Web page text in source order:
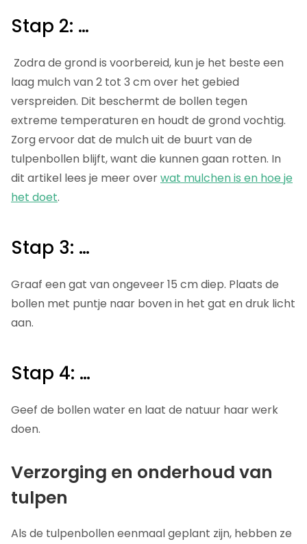
Stap 2: …
Zodra de grond is voorbereid, kun je het beste een
laag mulch van 2 tot 3 cm over het gebied
verspreiden. Dit beschermt de bollen tegen
extreme temperaturen en houdt de grond vochtig.
Zorg ervoor dat de mulch uit de buurt van de
tulpenbollen blijft, want die kunnen gaan rotten. In
dit artikel lees je meer overwat mulchen is en hoe je
het doet.
Stap 3: …
Graaf een gat van ongeveer 15 cm diep. Plaats de
bollen met puntje naar boven in het gat en druk licht
aan.
Stap 4: …
Geef de bollen water en laat de natuur haar werk
doen.
Verzorging en onderhoud van
tulpen
Als de tulpenbollen eenmaal geplant zijn, hebben ze